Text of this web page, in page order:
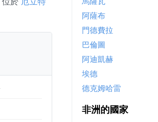
阿薩布
門德費拉
巴倫圖
阿迪凱赫
埃德
德克姆哈雷
非洲的國家